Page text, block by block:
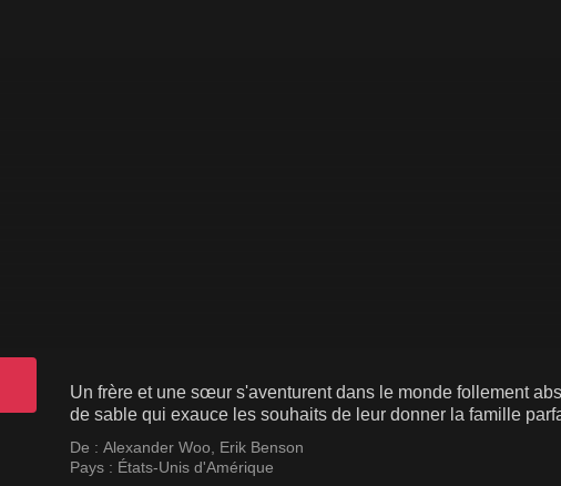
Un frère et une sœur s'aventurent dans le monde follement
de sable qui exauce les souhaits de leur donner la famille
De : Alexander Woo
Erik Benson
Pays : États-Unis d'Amérique